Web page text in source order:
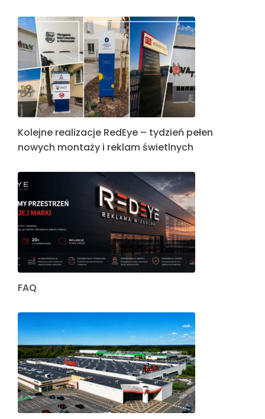
Kolejne realizacje RedEye – tydzień pełen
nowych montaży i reklam świetlnych
FAQ